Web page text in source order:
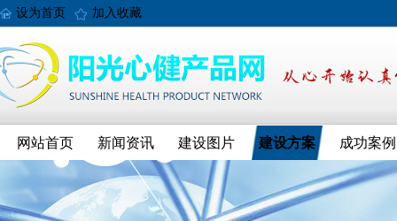
设为首页 加入收藏
网站首页 新闻资讯 建设图片 建设方案 成功案例